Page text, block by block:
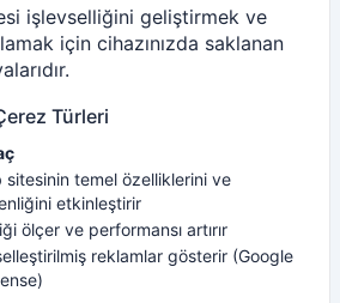
işlevselliğini geliştirmek ve
için cihazınızda saklanan
Türleri
sitesinin temel özelliklerini ve
etkinleştirir
ölçer ve performansı artırır
reklamlar gösterir (Google